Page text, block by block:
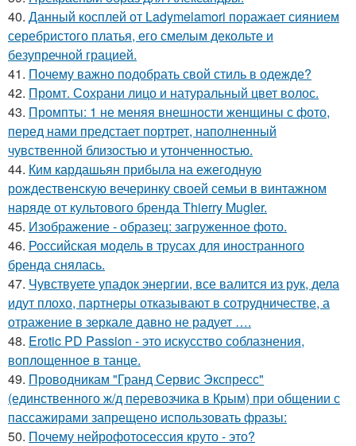
40. Данный косплей от Ladymelamori поражает сиянием
серебристого платья, его смелым декольте и
безупречной грацией.
41. Почему важно подобрать свой стиль в одежде?
42. Промт. Сохрани лицо и натуральный цвет волос.
43. Промпты: 1 не меняя внешности женщины с фото,
перед нами предстает портрет, наполненный
чувственной близостью и утонченностью.
44. Ким кардашьян прибыла на ежегодную
рождественскую вечеринку своей семьи в винтажном
наряде от культового бренда Thierry Mugler.
45. Изображение - образец: загруженное фото.
46. Российская модель в трусах для иностранного
бренда снялась.
47. Чувствуете упадок энергии, все валится из рук, дела
идут плохо, партнеры отказывают в сотрудничестве, а
отражение в зеркале давно не радует ….
48. Erotic PD Passion - это искусство соблазнения,
воплощенное в танце.
49. Проводникам "Гранд Сервис Экспресс"
(единственного ж/д перевозчика в Крым) при общении с
пассажирами запрещено использовать фразы:
50. Почему нейрофотосессия круто - это?